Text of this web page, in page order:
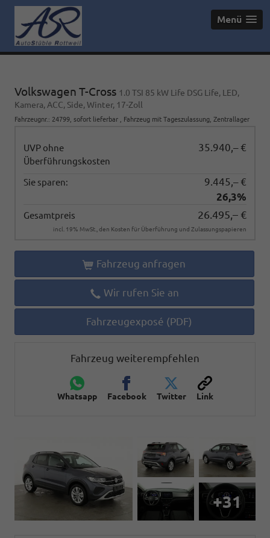
Menü
Volkswagen T-Cross 1.0 TSI 85 kW Life DSG Life, LED,
Kamera, ACC, Side, Winter, 17-Zoll
Fahrzeugnr. : 24799 sofort lieferbar Fahrzeug mit Tageszulassung , Zentrallager
UVP ohne
Überführungskosten
35.940,– €
Sie sparen:
9.445,– €
26,3%
Gesamtpreis 26.495,– €
incl. 19% MwSt., den Kosten für Überführung und Zulassungspapieren
Fahrzeug anfragen
Wir rufen Sie an
Fahrzeugexposé (PDF)
Fahrzeug weiterempfehlen
Whatsapp Facebook Twitter Link
+31